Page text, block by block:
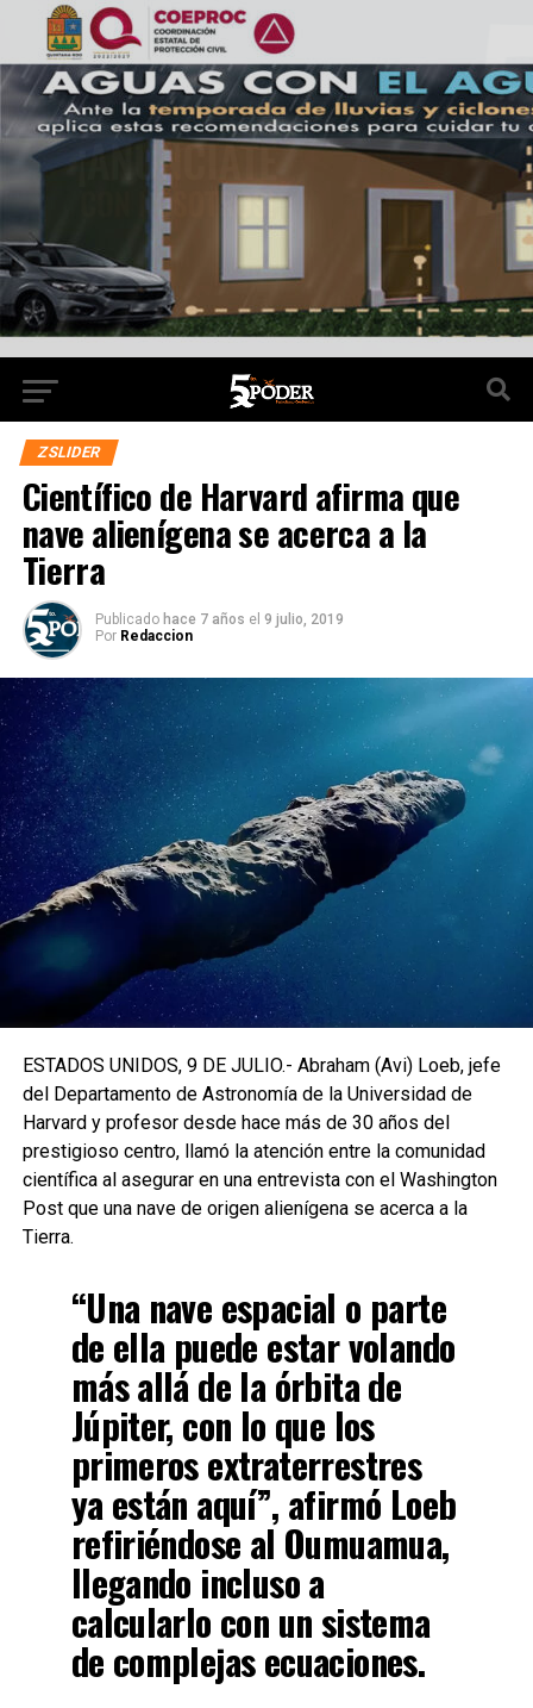
ZSLIDER
Científico de Harvard afirma que
nave alienígena se acerca a la
Tierra
Publicado hace 7 años el 9 julio, 2019
Por Redaccion
ESTADOS UNIDOS, 9 DE JULIO.- Abraham (Avi) Loeb, jefe
del Departamento de Astronomía de la Universidad de
Harvard y profesor desde hace más de 30 años del
prestigioso centro, llamó la atención entre la comunidad
científica al asegurar en una entrevista con el Washington
Post que una nave de origen alienígena se acerca a la
Tierra.
“Una nave espacial o parte
de ella puede estar volando
más allá de la órbita de
Júpiter, con lo que los
primeros extraterrestres
ya están aquí”, afirmó Loeb
refiriéndose al Oumuamua,
llegando incluso a
calcularlo con un sistema
de complejas ecuaciones.